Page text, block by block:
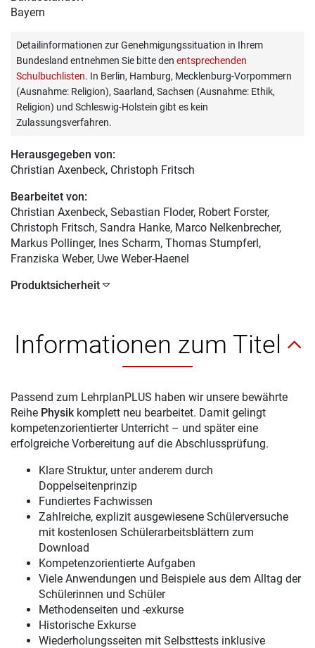
Bayern
Detailinformationen zur Genehmigungssituation in Ihrem
Bundesland entnehmen Sie bitte den entsprechenden
Schulbuchlisten. In Berlin, Hamburg, Mecklenburg-Vorpommern
(Ausnahme: Religion), Saarland, Sachsen (Ausnahme: Ethik,
Religion) und Schleswig-Holstein gibt es kein
Zulassungsverfahren.
Herausgegeben von:
Christian Axenbeck, Christoph Fritsch
Bearbeitet von:
Christian Axenbeck, Sebastian Floder, Robert Forster,
Christoph Fritsch, Sandra Hanke, Marco Nelkenbrecher,
Markus Pollinger, Ines Scharm, Thomas Stumpferl,
Franziska Weber, Uwe Weber-Haenel
Produktsicherheit
Informationen zum Titel
Passend zum LehrplanPLUS haben wir unsere bewährte
Reihe Physik komplett neu bearbeitet. Damit gelingt
kompetenzorientierter Unterricht – und später eine
erfolgreiche Vorbereitung auf die Abschlussprüfung.
Klare Struktur, unter anderem durch
Doppelseitenprinzip
Fundiertes Fachwissen
Zahlreiche, explizit ausgewiesene Schülerversuche
mit kostenlosen Schülerarbeitsblättern zum
Download
Kompetenzorientierte Aufgaben
Viele Anwendungen und Beispiele aus dem Alltag der
Schülerinnen und Schüler
Methodenseiten und -exkurse
Historische Exkurse
Wiederholungsseiten mit Selbsttests inklusive